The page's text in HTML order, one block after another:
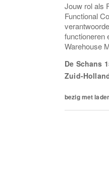
Jouw rol als
Functional
functioneren
Warehouse
systeem de
verstoringen
De Schans
Zuid-
bezig met